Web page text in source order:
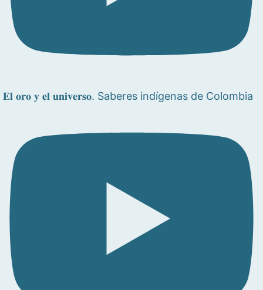
𝐄𝐥 𝐨𝐫𝐨 𝐲 𝐞𝐥 𝐮𝐧𝐢𝐯𝐞𝐫𝐬𝐨. Saberes indígenas de Colombia